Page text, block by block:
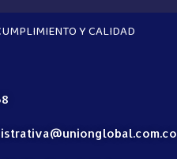
Y CALIDAD